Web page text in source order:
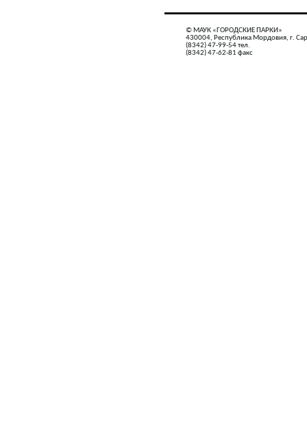
© МАУК «ГОРОДСКИЕ ПАРКИ»
430004, Республика Мордовия, г.
(8342) 47-99-54 тел.
(8342) 47-62-81 факс